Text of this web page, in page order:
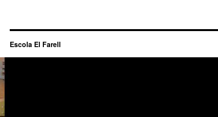
Escola El Farell